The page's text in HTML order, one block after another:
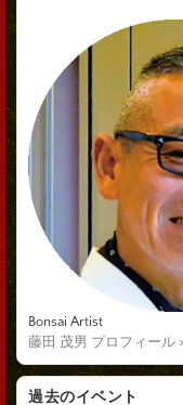
Bonsai Artist
藤田 茂男 プロフィール
過去のイベント